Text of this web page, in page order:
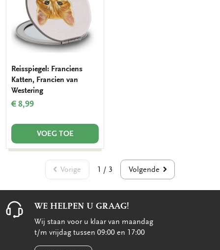
Reisspiegel: Franciens
Katten, Francien van
Westering
€ 8,99
VOEG TOE
Vorige 1 / 3 Volgende
WE HELPEN U GRAAG!
Wij staan voor u klaar van maandag
t/m vrijdag tussen 09:00 en 17:00